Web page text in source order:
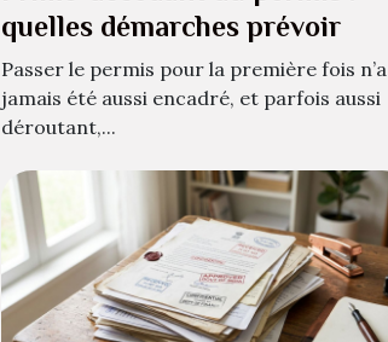
quelles démarches prévoir
Passer le permis pour la première fois n’a
jamais été aussi encadré, et parfois aussi
déroutant,...